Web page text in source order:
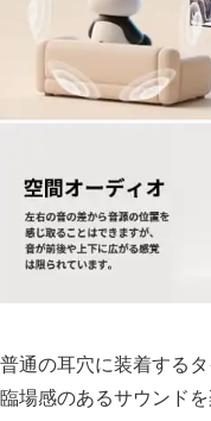
普通の耳穴に装着する
臨場感のあるサウンドを